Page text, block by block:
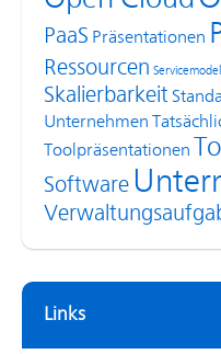
PaaS Präsentationen
Ressourcen
Skalierbarkeit
Unternehmen
Toolpräsentationen
Software
Links